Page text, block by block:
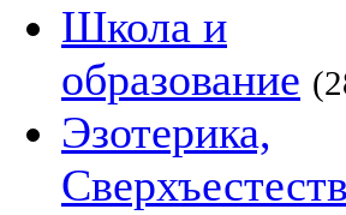
Школа и
образование
Эзотерика,